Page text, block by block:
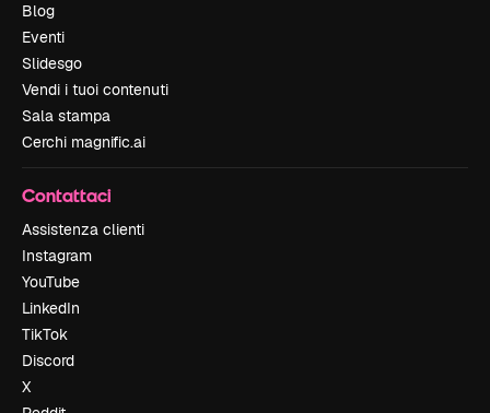
Blog
Eventi
Slidesgo
Vendi i tuoi contenuti
Sala stampa
Cerchi magnific.ai
Contattaci
Assistenza clienti
Instagram
YouTube
LinkedIn
TikTok
Discord
X